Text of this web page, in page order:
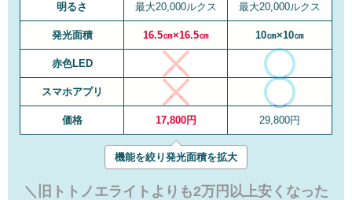
明るさ 最大20,000ルクス 最大20,000ルクス
発光面積 16.5㎝×16.5㎝ 10㎝×10㎝
赤色LED
スマホアプリ
価格 17,800円 29,800円
機能を絞り発光面積を拡大
＼
旧トトノエライトよりも2万円以上安くなった